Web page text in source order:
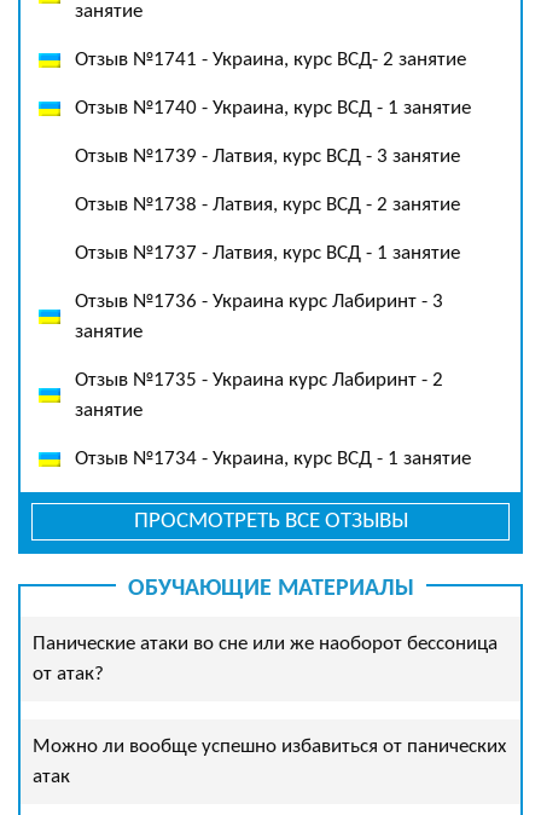
занятие
Отзыв №1741 - Украина, курс ВСД- 2 занятие
Отзыв №1740 - Украина, курс ВСД - 1 занятие
Отзыв №1739 - Латвия, курс ВСД - 3 занятие
Отзыв №1738 - Латвия, курс ВСД - 2 занятие
Отзыв №1737 - Латвия, курс ВСД - 1 занятие
Отзыв №1736 - Украина курс Лабиринт - 3
занятие
Отзыв №1735 - Украина курс Лабиринт - 2
занятие
Отзыв №1734 - Украина, курс ВСД - 1 занятие
ПРОСМОТРЕТЬ ВСЕ ОТЗЫВЫ
ОБУЧАЮЩИЕ МАТЕРИАЛЫ
Панические атаки во сне или же наоборот бессоница
от атак?
Можно ли вообще успешно избавиться от панических
атак